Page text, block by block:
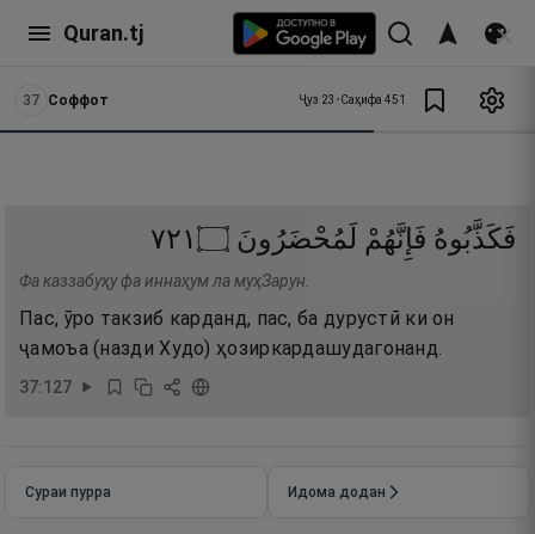
Quran.tj
37 Соффот Ҷуз 23 •Саҳифа 451
فَكَذَّبُوهُ فَإِنَّهُمْ لَمُحْضَرُونَ ۝١٢٧
Фа каззабуҳу фа иннаҳум ла муҳЗарун.
Пас, ӯро такзиб карданд, пас, ба дурустӣ ки он
ҷамоъа (назди Худо) ҳозиркардашудагонанд.
37:127
Сураи пурра Идома додан